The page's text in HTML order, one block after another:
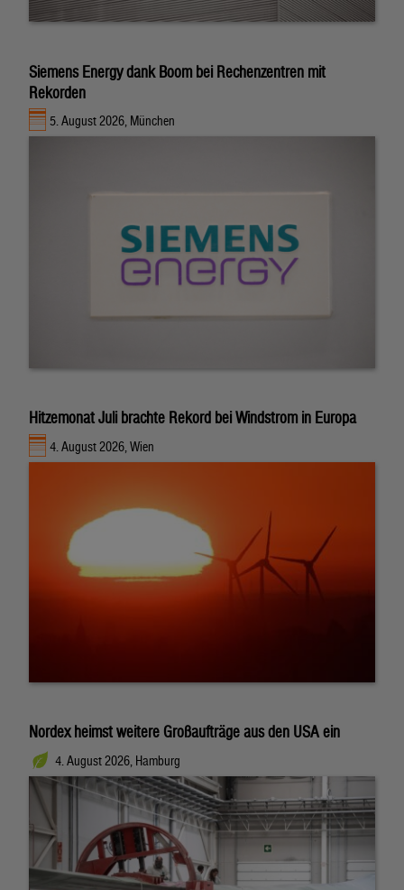
Siemens Energy dank Boom bei Rechenzentren mit
Rekorden
5. August 2026, München
Hitzemonat Juli brachte Rekord bei Windstrom in Europa
4. August 2026, Wien
Nordex heimst weitere Großaufträge aus den USA ein
4. August 2026, Hamburg